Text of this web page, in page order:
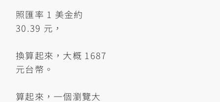
照匯率 1 美金約
30.39 元，
換算起來，大概 1687
元台幣。
算起來，一個瀏覽大